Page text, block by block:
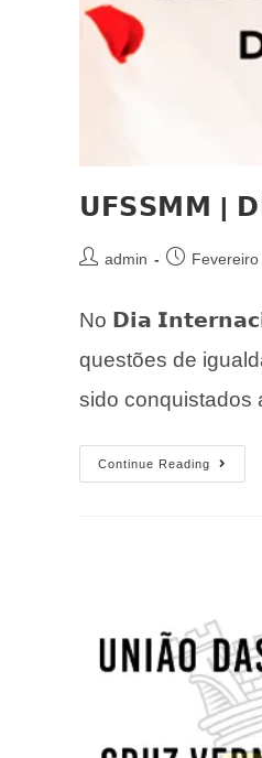
𝗨𝗙𝗦𝗦𝗠𝗠 |
admin
No 𝗗𝗶𝗮
questões de
sido
Continue Reading